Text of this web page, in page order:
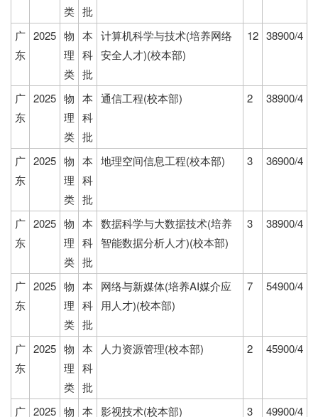
类 批
广
东
2025 物
理
类
本
科
批
计算机科学与技术(培养网络
安全人才)(校本部)
12 38900/4
广
东
2025 物
理
类
本
科
批
通信工程(校本部) 2 38900/4
广
东
2025 物
理
类
本
科
批
地理空间信息工程(校本部) 3 36900/4
广
东
2025 物
理
类
本
科
批
数据科学与大数据技术(培养
智能数据分析人才)(校本部)
3 38900/4
广
东
2025 物
理
类
本
科
批
网络与新媒体(培养AI媒介应
用人才)(校本部)
7 54900/4
广
东
2025 物
理
类
本
科
批
人力资源管理(校本部) 2 45900/4
广 2025 物 本 影视技术(校本部) 3 49900/4